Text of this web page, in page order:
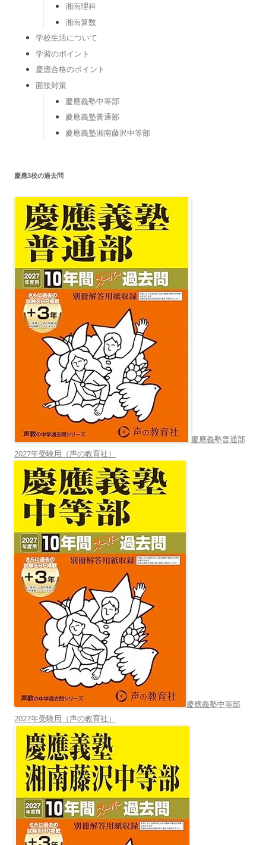
湘南理科
湘南算数
学校生活について
学習のポイント
慶應合格のポイント
面接対策
慶應義塾中等部
慶應義塾普通部
慶應義塾湘南藤沢中等部
慶應3校の過去問
慶應義塾普通部
2027年受験用（声の教育社）
慶應義塾中等部
2027年受験用（声の教育社）